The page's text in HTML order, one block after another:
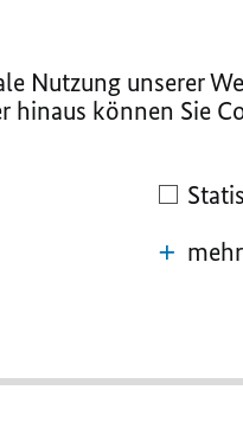
Nutzung unserer
hinaus können Sie